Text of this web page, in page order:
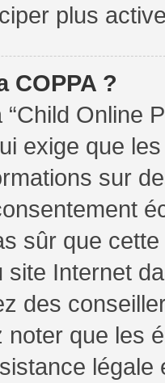
plus
COPPA ?
Online
exige que
sur
sûr que
site Internet
des
noter que les